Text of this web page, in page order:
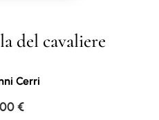
del cavaliere
Cerri
€